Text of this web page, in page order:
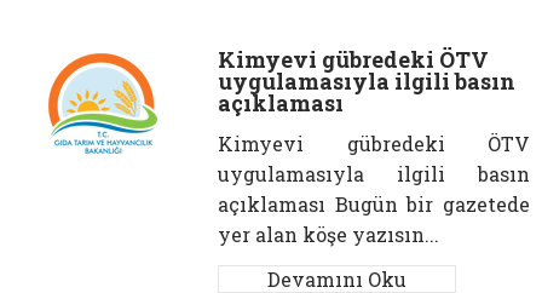
Kimyevi gübredeki ÖTV
uygulamasıyla ilgili basın
açıklaması
Kimyevi gübredeki ÖTV
uygulamasıyla ilgili basın
açıklaması Bugün bir gazetede
yer alan köşe yazısın...
Devamını Oku